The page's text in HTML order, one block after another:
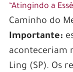
“Atingindo a
Caminho do
Importante:
aconteceriam
Ling (SP). Os